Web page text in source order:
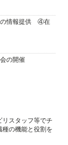
の情報提供 ④在
の開催
スタッフ等でチ
の機能と役割を